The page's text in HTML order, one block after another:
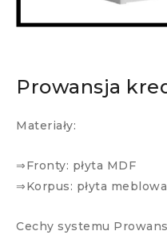
Prowansja
Materiały:
⇒Fronty: płyta MDF
⇒Korpus: płyta
Cechy systemu